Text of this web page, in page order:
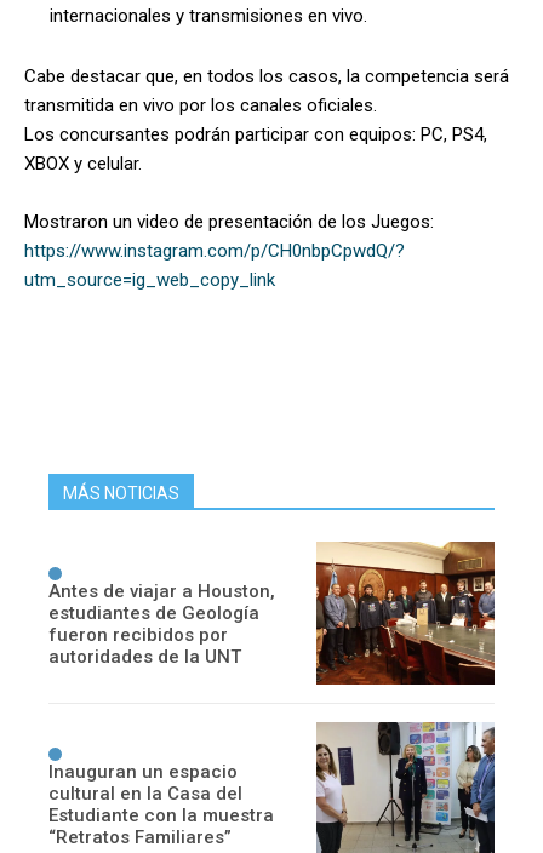
internacionales y transmisiones en vivo.
Cabe destacar que, en todos los casos, la competencia será
transmitida en vivo por los canales oficiales.
Los concursantes podrán participar con equipos: PC, PS4,
XBOX y celular.
Mostraron un video de presentación de los Juegos:
https://www.instagram.com/p/CH0nbpCpwdQ/?
utm_source=ig_web_copy_link
MÁS NOTICIAS
Antes de viajar a Houston,
estudiantes de Geología
fueron recibidos por
autoridades de la UNT
Inauguran un espacio
cultural en la Casa del
Estudiante con la muestra
“Retratos Familiares”